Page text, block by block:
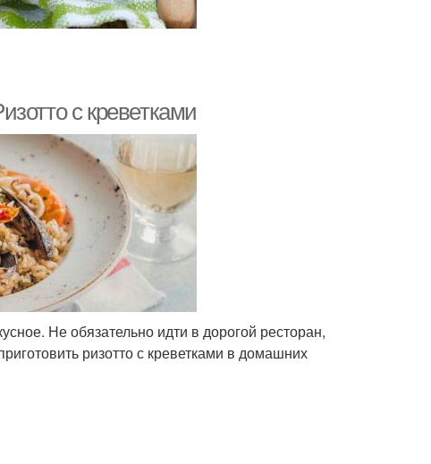
с креветками
Не обязательно идти в дорогой ресторан,
ризотто с креветками в домашних